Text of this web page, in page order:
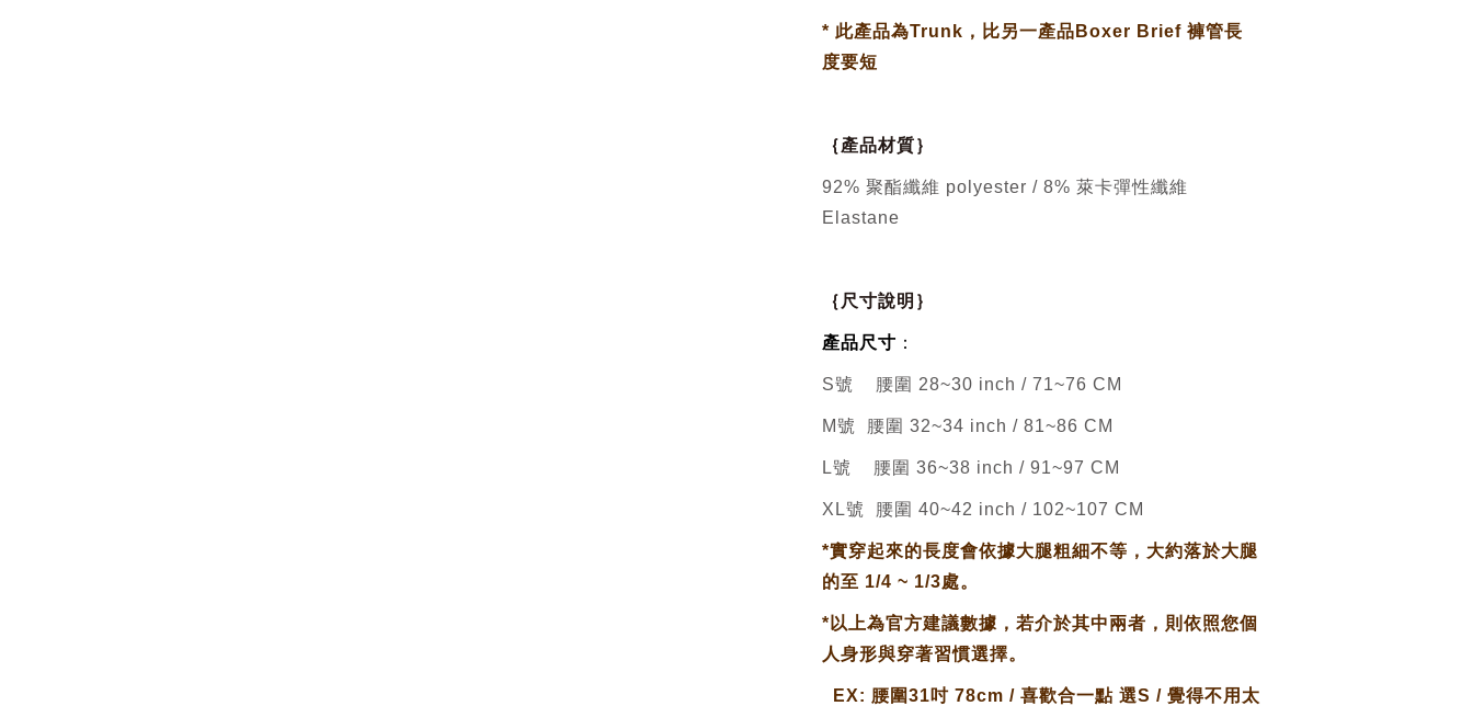
* 此產品為Trunk，比另一產品Boxer Brief 褲管長
度要短
｛產品材質｝
92% 聚酯纖維 polyester / 8% 萊卡彈性纖維
Elastane
｛尺寸說明｝
產品尺寸 ：
S號 腰圍 28~30 inch / 71~76 CM
M號 腰圍 32~34 inch / 81~86 CM
L號 腰圍 36~38 inch / 91~97 CM
XL號 腰圍 40~42 inch / 102~107 CM
*實穿起來的長度會依據大腿粗細不等，大約落於大腿
的至 1/4 ~ 1/3處。
* 以上為官方建議數據，若介於其中兩者，則依照您個
人身形與穿著習慣選擇。
EX: 腰圍31吋 78cm / 喜歡合一點 選S / 覺得不用太